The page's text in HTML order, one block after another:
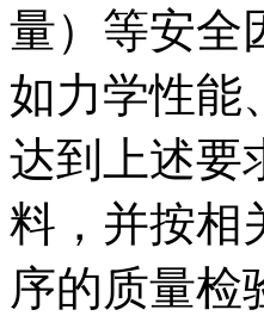
量）等安全
如力学性能
达到上述要
料，并按相
序的质量检